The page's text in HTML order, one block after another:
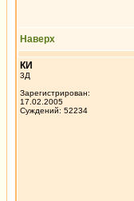
Наверх
КИ
3Д
Зарегистрирован:
17.02.2005
Суждений: 52234